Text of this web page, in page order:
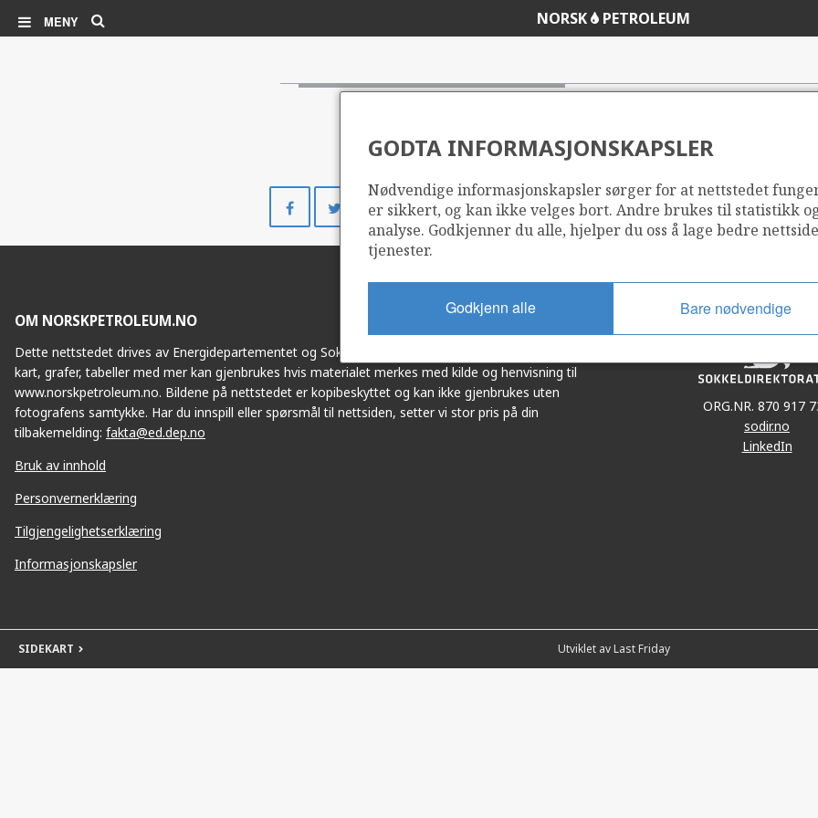
MENY NORSK PETROLEUM
på
Facebook
Del
på
Twitter
Del
på
LinkedIn
Del
i
e-
GODTA INFORMASJONSKAPSLER
Nødvendige informasjonskapsler sørger for at nettstedet
er sikkert, og kan ikke velges bort. Andre brukes til statistikk
analyse. Godkjenner du alle, hjelper du oss å lage bedre
tjenester.
Godkjenn alle Bare nødvendige
OM NORSKPETROLEUM.NO
Dette nettstedet drives av Energidepartementet og Sokkeldirektoratet i samarbeid. Illustrasjoner,
kart, grafer, tabeller med mer kan gjenbrukes hvis materialet merkes med kilde og henvisning til
www.norskpetroleum.no. Bildene på nettstedet er kopibeskyttet og kan ikke gjenbrukes uten
fotografens samtykke. Har du innspill eller spørsmål til nettsiden, setter vi stor pris på din
tilbakemelding: fakta@ed.dep.no
Bruk av innhold
Personvernerklæring
Tilgjengelighetserklæring
Informasjonskapsler
ORG.NR. 870 917
sodir.no
LinkedIn
SIDEKART Utviklet av Last Friday